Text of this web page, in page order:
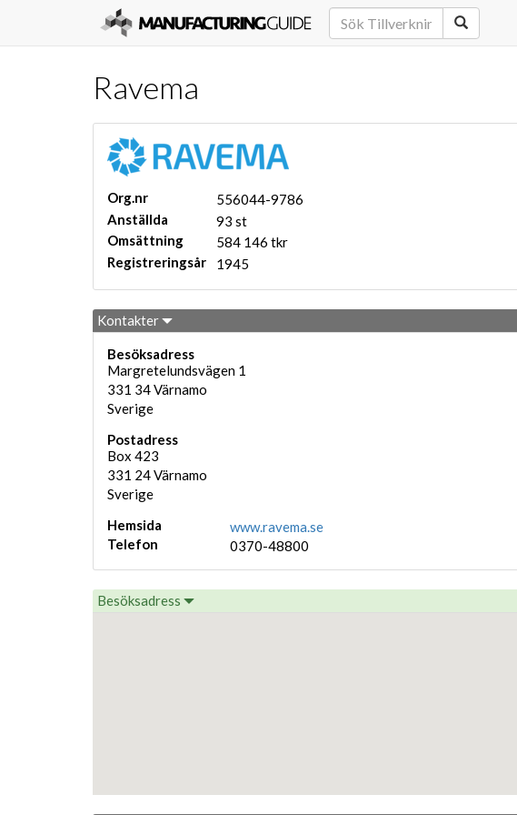
Ravema
Org.nr
556044-9786
Anställda
93 st
Omsättning
584 146 tkr
Registreringsår
1945
Kontakter
Besöksadress
Margretelundsvägen 1
331 34Värnamo
Sverige
Postadress
Box 423
331 24Värnamo
Sverige
Hemsida
www.ravema.se
Telefon
0370-48800
Besöksadress